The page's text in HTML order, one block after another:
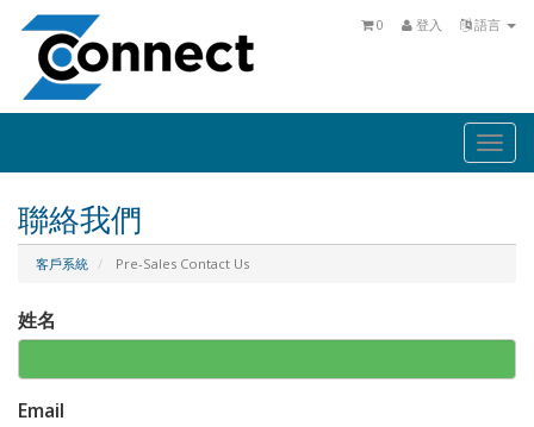
語言
登入
0
聯絡我們
客戶系統 Pre-Sales Contact Us
姓名
Email